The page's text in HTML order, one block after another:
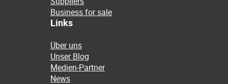
Business for sale
Links
Über uns
Unser Blog
Medien-Partner
News